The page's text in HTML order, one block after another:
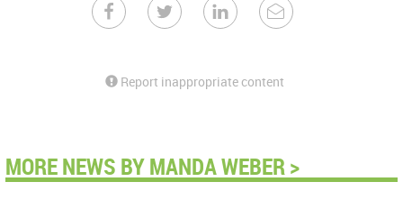
Report inappropriate content
MORE NEWS BY MANDA WEBER >